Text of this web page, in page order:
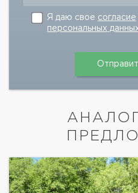
Я даю свое согласие
персональных